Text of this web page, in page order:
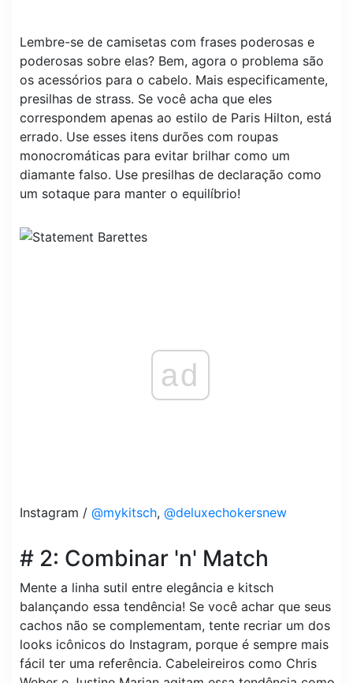
Lembre-se de camisetas com frases poderosas e
poderosas sobre elas? Bem, agora o problema são
os acessórios para o cabelo. Mais especificamente,
presilhas de strass. Se você acha que eles
correspondem apenas ao estilo de Paris Hilton, está
errado. Use esses itens durões com roupas
monocromáticas para evitar brilhar como um
diamante falso. Use presilhas de declaração como
um sotaque para manter o equilíbrio!
ad
Instagram / @mykitsch, @deluxechokersnew
# 2: Combinar 'n' Match
Mente a linha sutil entre elegância e kitsch
balançando essa tendência! Se você achar que seus
cachos não se complementam, tente recriar um dos
looks icônicos do Instagram, porque é sempre mais
fácil ter uma referência. Cabeleireiros como Chris